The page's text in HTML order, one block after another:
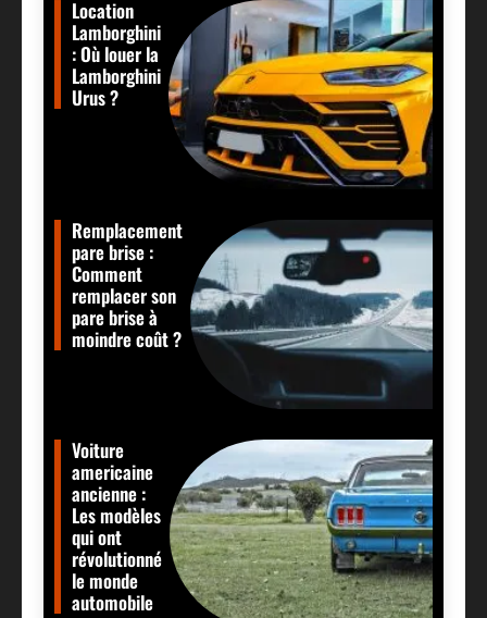
Location
Lamborghini
: Où louer la
Lamborghini
Urus ?
Remplacement
pare brise :
Comment
remplacer son
pare brise à
moindre coût ?
Voiture
americaine
ancienne :
Les modèles
qui ont
révolutionné
le monde
automobile